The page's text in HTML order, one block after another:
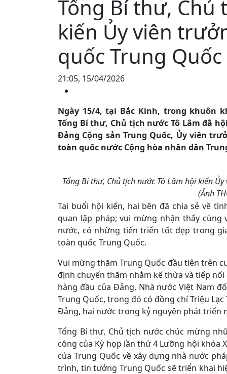
Tổng Bí thư, Chủ
kiến Ủy viên
quốc Trung Quốc
21:05, 15/04/2026
Ngày 15/4, tại Bắc Kinh, trong khuôn
Tổng Bí thư, Chủ tịch nước Tô Lâm đã
Đảng Cộng sản Trung Quốc, Ủy viên
toàn quốc nước Cộng hòa nhân dân
Tổng Bí thư, Chủ tịch nước Tô Lâm hội kiến
(Ảnh
Tại buổi hội kiến, hai bên đã chia sẻ về
quan lập pháp; vui mừng nhận thấy
nước, có những tiến triển tốt đẹp trong
toàn quốc Trung Quốc.
Vui mừng thăm Trung Quốc đầu tiên trên
định chuyến thăm nhằm kế thừa và tiếp
hàng đầu của Đảng, Nhà nước Việt Nam
Trung Quốc, trong đó có đồng chí Triệu
Đảng, hai nước trong kỷ nguyên phát triển
Tổng Bí thư, Chủ tịch nước chúc mừng
công của Kỳ họp lần thứ 4 Lưỡng hội khóa
của Trung Quốc về xây dựng nhà nước
trình, tin tưởng Trung Quốc sẽ triển khai